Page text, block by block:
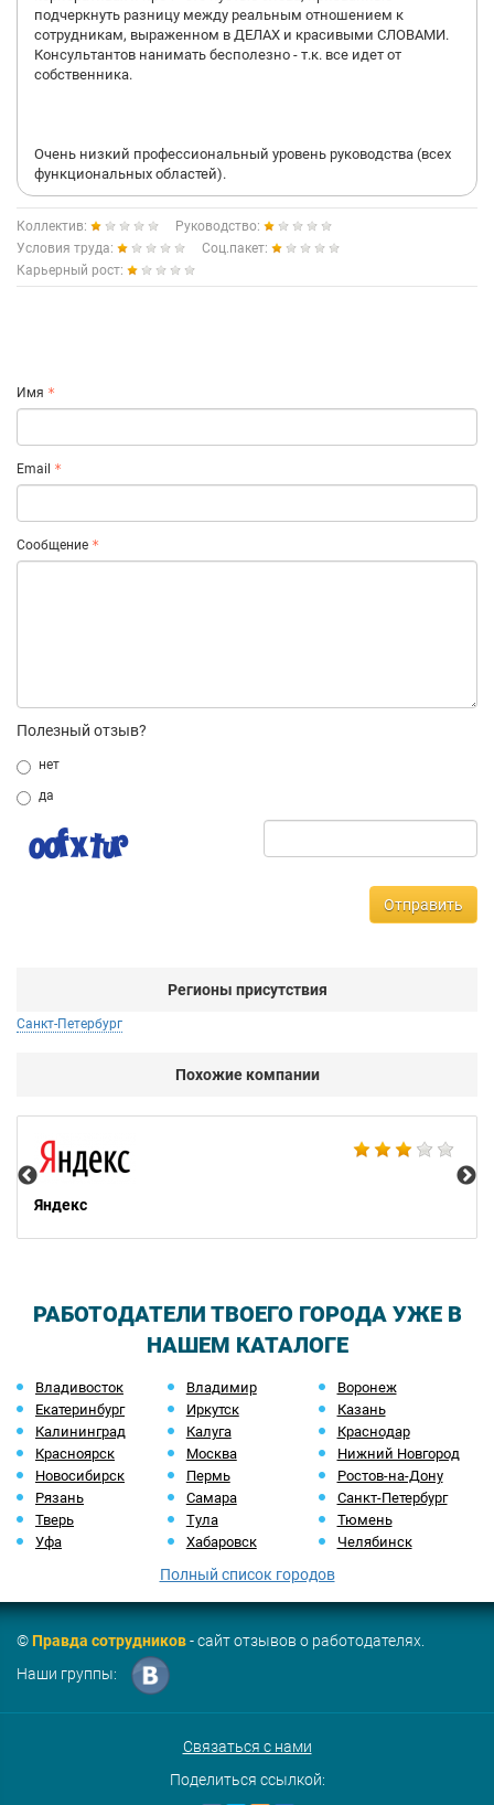
подчеркнуть разницу между реальным отношением к
сотрудникам, выраженном в ДЕЛАХ и красивыми СЛОВАМИ.
Консультантов нанимать бесполезно - т.к. все идет от
собственника.
Очень низкий профессиональный уровень руководства (всех
функциональных областей).
Коллектив:
Руководство:
Условия труда:
Соц.пакет:
Карьерный рост:
Имя
Email
Сообщение
Полезный отзыв?
нет
да
Отправить
Регионы присутствия
Санкт-Петербург
Похожие компании
Яндекс
РАБОТОДАТЕЛИ ТВОЕГО ГОРОДА УЖЕ В
НАШЕМ КАТАЛОГЕ
Владивосток Владимир
Воронеж
Екатеринбург
Иркутск
Казань
Калининград
Калуга
Краснодар
Красноярск
Москва
Нижний Новгород
Новосибирск
Пермь
Ростов-на-Дону
Рязань
Самара
Санкт-Петербург
Тверь
Тула
Тюмень
Уфа
Хабаровск Челябинск
Полный список городов
©Правда сотрудников- сайт отзывов о работодателях.
Наши группы:
Связаться с нами
Поделиться ссылкой: